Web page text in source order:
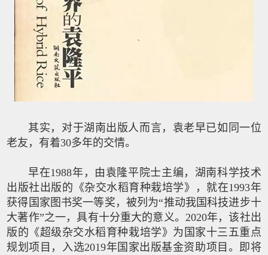
其实，对于湖南出版人而言，袁老早已如同一位
老友，有着30多年的交情。
早在1988年，由袁隆平院士主编，湖南科学技术
出版社出版的《杂交水稻育种栽培学》，就在1993年
获得国家图书奖一等奖，被列为“推动我国科技进步十
大著作”之一，具有十分重大的意义。2020年，该社出
版的《超级杂交水稻育种栽培学》为国家十三五重点
规划项目，入选2019年国家出版基金资助项目。即将